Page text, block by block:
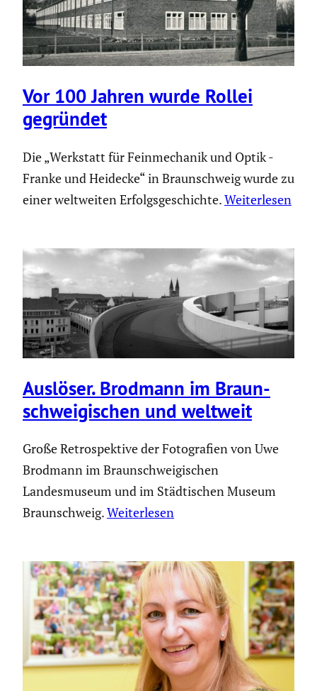
Vor 100 Jahren wurde Rollei
gegründet
Die „Werkstatt für Feinmechanik und Optik -
Franke und Heidecke“ in Braunschweig wurde zu
einer weltweiten Erfolgsgeschichte.Weiterlesen
Auslöser. Brodmann im Braun­
schwei­gi­schen und weltweit
Große Retrospektive der Fotografien von Uwe
Brodmann im Braunschweigischen
Landesmuseum und im Städtischen Museum
Braunschweig.Weiterlesen